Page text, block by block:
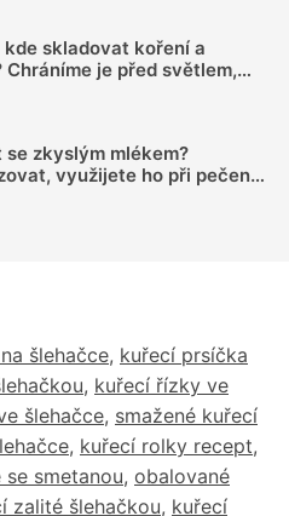
kde skladovat koření a
Chráníme je před světlem,
se zkyslým mlékem?
využijete ho při pečení i
šlehačce, kuřecí prsíčka
, kuřecí řízky ve
šlehačce, smažené kuřecí
, kuřecí rolky recept,
smetanou, obalované
zalité šlehačkou, kuřecí